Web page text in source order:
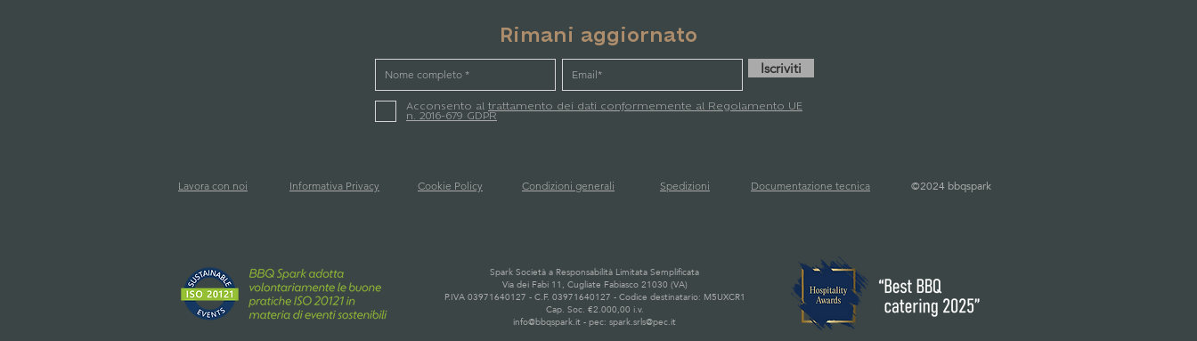
Rimani aggiornato
Iscriviti
Acconsento al trattamento dei dati conformemente al Regolamento UE
n. 2016-679 GDPR
Lavora con noi Informativa Privacy Cookie Policy Condizioni generali Spedizioni Documentazione tecnica ©2024 bbqspark
Spark Società a Responsabilità Limitata Semplificata
Via dei Fabi 11, Cugliate Fabiasco 21030 (VA)
P.IVA 03971640127 - C.F. 03971640127 - Codice destinatario: M5UXCR1
Cap. Soc. €2.000,00 i.v.
info@bbqspark.it -pec: spark.srls@pec.it